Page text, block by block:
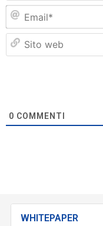
0 COMMENTI
WHITEPAPER